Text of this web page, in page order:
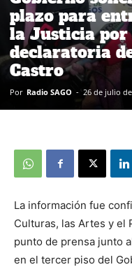
plazo para
la Justicia por
declaratoria
Castro
Por Radio SAGO - 26 de julio
La información fue
Culturas, las Artes y el
punto de prensa junto
en el tercer piso del